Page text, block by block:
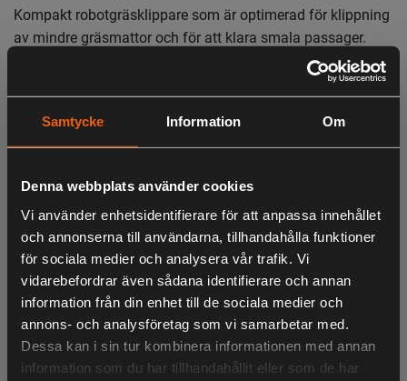
Samtycke Information Om
Denna webbplats använder cookies
Vi använder enhetsidentifierare för att anpassa innehållet
och annonserna till användarna, tillhandahålla funktioner
för sociala medier och analysera vår trafik. Vi
vidarebefordrar även sådana identifierare och annan
information från din enhet till de sociala medier och
annons- och analysföretag som vi samarbetar med.
Dessa kan i sin tur kombinera informationen med annan
information som du har tillhandahållit eller som de har
Kompakt robotgräsklippare som är optimerad för klippning
av mindre gräsmattor och för att klara smala passager.
Husqvarna Automower® Aspire™ R4 är utrustad med
frostskydd och vädertimer som automatiskt anpassar
optimalt resultat. Med Automower® Connect-appen får du
full kontroll över klipparen och kan hantera och övervaka
ditt smarta hem så att du kan använda röststyrning med
Alexa eller Google Home, eller dra nytta av IFTTT-rutiner.
Förvaring underlättas av den kompakta designen, samt de
medföljande Aspire™-krokarna.
- 400 m²
LIKNANDE PRODUKTER